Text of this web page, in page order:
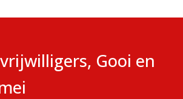
Gooi en